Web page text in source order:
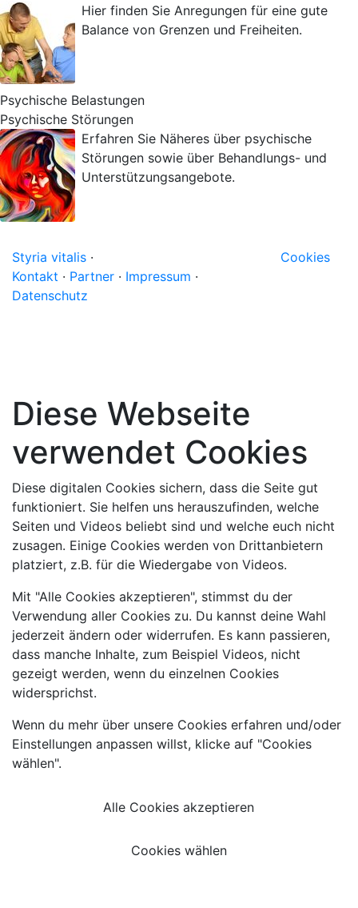
Hier finden Sie Anregungen für eine gute
Balance von Grenzen und Freiheiten.
Psychische Belastungen
Psychische Störungen
Erfahren Sie Näheres über psychische
Störungen sowie über Behandlungs- und
Unterstützungsangebote.
Styria vitalis ·
Kontakt · Partner · Impressum ·
Datenschutz
Cookies
Diese Webseite
verwendet Cookies
Diese digitalen Cookies sichern, dass die Seite gut
funktioniert. Sie helfen uns herauszufinden, welche
Seiten und Videos beliebt sind und welche euch nicht
zusagen. Einige Cookies werden von Drittanbietern
platziert, z.B. für die Wiedergabe von Videos.
Mit "Alle Cookies akzeptieren", stimmst du der
Verwendung aller Cookies zu. Du kannst deine Wahl
jederzeit ändern oder widerrufen. Es kann passieren,
dass manche Inhalte, zum Beispiel Videos, nicht
gezeigt werden, wenn du einzelnen Cookies
widersprichst.
Wenn du mehr über unsere Cookies erfahren und/oder
Einstellungen anpassen willst, klicke auf "Cookies
wählen".
Alle Cookies akzeptieren
Cookies wählen